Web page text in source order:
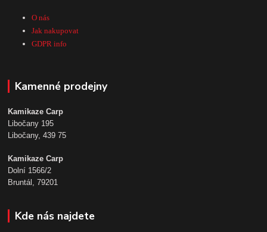
O nás
Jak nakupovat
GDPR info
Kamenné prodejny
Kamikaze Carp
Libočany 195
Libočany, 439 75
Kamikaze Carp
Dolní 1566/2
Bruntál, 79201
Kde nás najdete